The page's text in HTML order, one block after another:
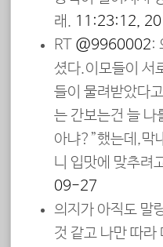
래. 11:23:12,
RT @9960002:
셨다.이모들이 서
들이 물려받았다
는 간보는건 늘 나
아냐?”했는데,막
니 입맛에 맞추려
09-27
의지가 아직도 말
것 같고 나만 따라